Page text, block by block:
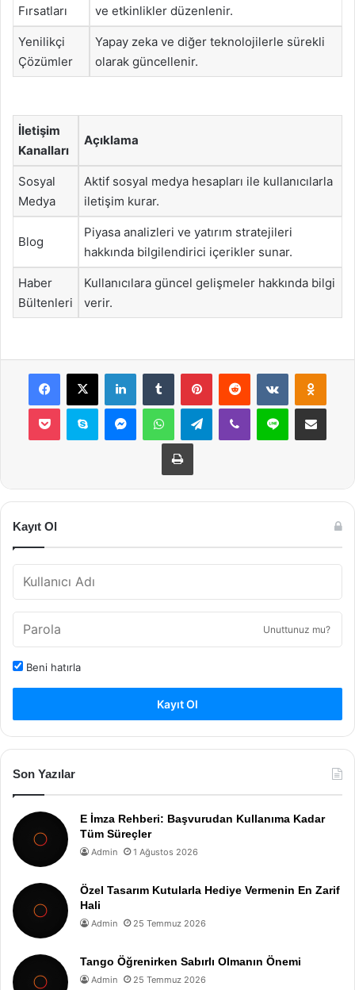
Fırsatları
ve etkinlikler düzenlenir.
Yenilikçi
Çözümler
Yapay zeka ve diğer teknolojilerle sürekli
olarak güncellenir.
İletişim
Kanalları
Açıklama
Sosyal
Medya
Aktif sosyal medya hesapları ile kullanıcılarla
iletişim kurar.
Blog
Piyasa analizleri ve yatırım stratejileri
hakkında bilgilendirici içerikler sunar.
Haber
Bültenleri
Kullanıcılara güncel gelişmeler hakkında bilgi
verir.
Facebook
X LinkedInTumblr PinterestReddit VKontakte
Pocket Skype MessengerWhatsAppTelegramViber Line E-Posta ile
Yazdır
Kayıt Ol
Unuttunuz mu?
Beni hatırla
Kayıt Ol
Son Yazılar
E İmza Rehberi: Başvurudan Kullanıma Kadar
Tüm Süreçler
Admin 1 Ağustos 2026
Özel Tasarım Kutularla Hediye Vermenin En Zarif
Hali
Admin 25 Temmuz 2026
Tango Öğrenirken Sabırlı Olmanın Önemi
Admin 25 Temmuz 2026